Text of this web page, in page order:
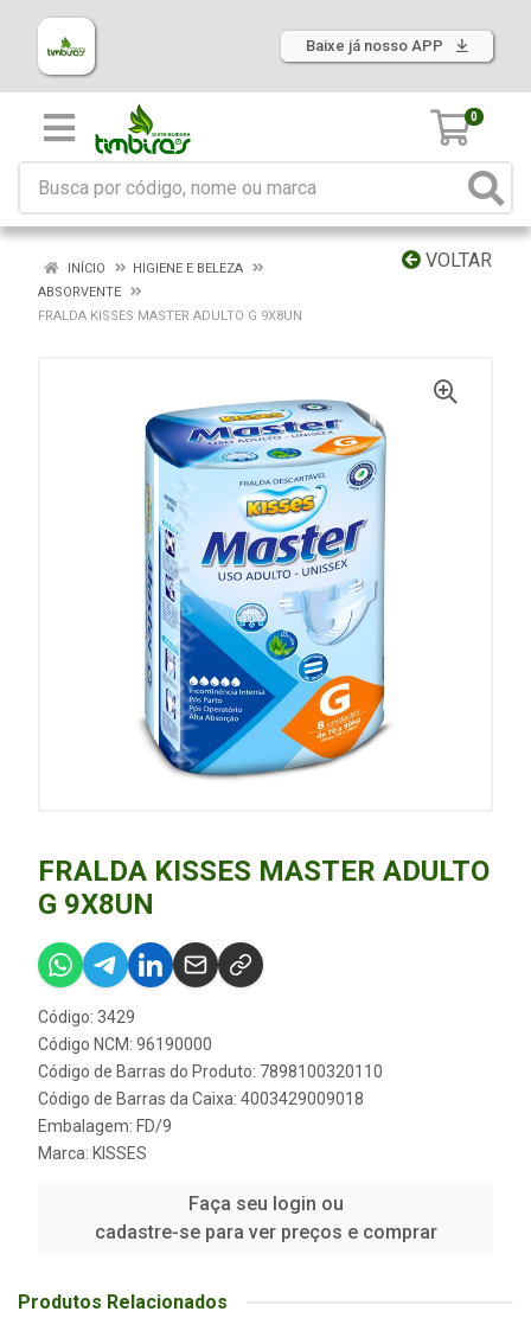
Baixe já nosso APP
0
VOLTAR
INÍCIO
HIGIENE E BELEZA
ABSORVENTE
FRALDA KISSES MASTER ADULTO G 9X8UN
FRALDA KISSES MASTER ADULTO
G 9X8UN
Código: 3429
Código NCM: 96190000
Código de Barras do Produto: 7898100320110
Código de Barras da Caixa: 4003429009018
Embalagem: FD/9
Marca: KISSES
Faça seu login ou
cadastre-se para ver preços e comprar
Produtos Relacionados